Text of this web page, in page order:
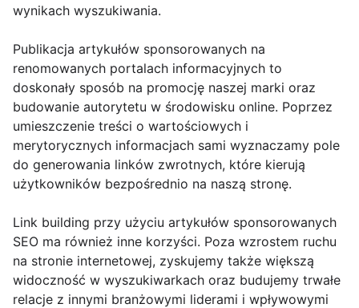
wynikach wyszukiwania.
Publikacja artykułów sponsorowanych na
renomowanych portalach informacyjnych to
doskonały sposób na promocję naszej marki oraz
budowanie autorytetu w środowisku online. Poprzez
umieszczenie treści o wartościowych i
merytorycznych informacjach sami wyznaczamy pole
do generowania linków zwrotnych, które kierują
użytkowników bezpośrednio na naszą stronę.
Link building przy użyciu artykułów sponsorowanych
SEO ma również inne korzyści. Poza wzrostem ruchu
na stronie internetowej, zyskujemy także większą
widoczność w wyszukiwarkach oraz budujemy trwałe
relacje z innymi branżowymi liderami i wpływowymi